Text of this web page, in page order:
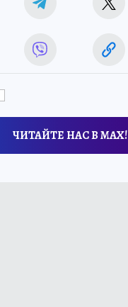
ЧИТАЙТЕ НАС В МАХ!